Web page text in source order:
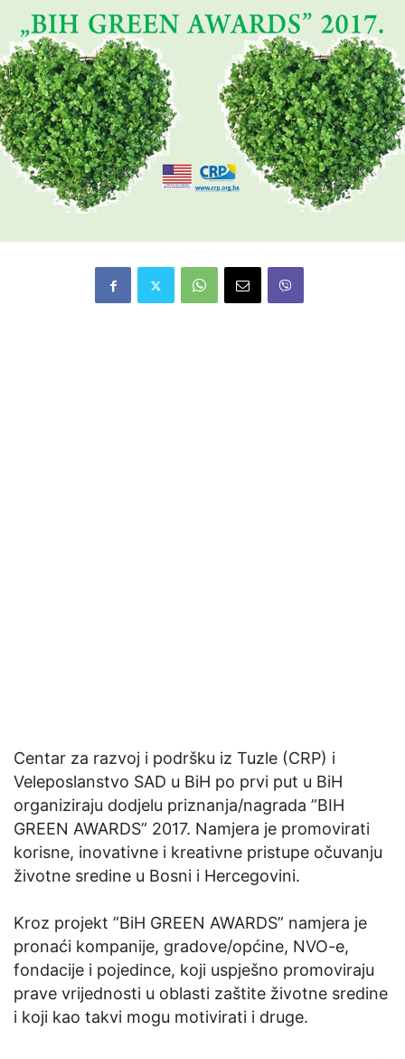
Centar za razvoj i podršku iz Tuzle (CRP) i
Veleposlanstvo SAD u BiH po prvi put u BiH
organiziraju dodjelu priznanja/nagrada ”BIH
GREEN AWARDS” 2017. Namjera je promovirati
korisne, inovativne i kreativne pristupe očuvanju
životne sredine u Bosni i Hercegovini.
Kroz projekt ”BiH GREEN AWARDS” namjera je
pronaći kompanije, gradove/općine, NVO-e,
fondacije i pojedince, koji uspješno promoviraju
prave vrijednosti u oblasti zaštite životne sredine
i koji kao takvi mogu motivirati i druge.